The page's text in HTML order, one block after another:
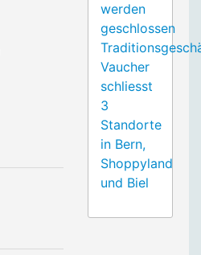
werden
geschlossen
Vaucher
schliesst
3
Standorte
in Bern,
Shoppyland
und Biel